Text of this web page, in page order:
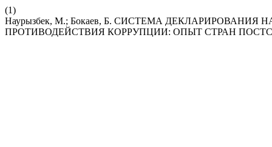
(1)
Наурызбек, М.; Бокаев, Б. СИСТЕМА
ПРОТИВОДЕЙСТВИЯ КОРРУПЦИИ: ОПЫТ СТРАН